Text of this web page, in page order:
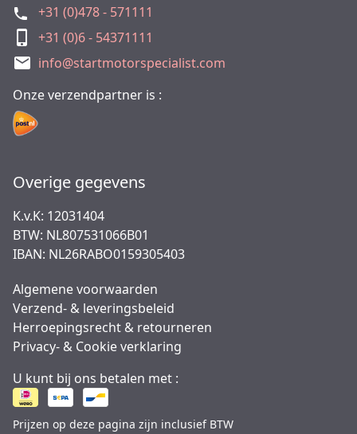
+31 (0)478 - 571111
+31 (0)6 - 54371111
info@startmotorspecialist.com
Onze verzendpartner is :
Overige gegevens
K.v.K: 12031404
BTW: NL807531066B01
IBAN: NL26RABO0159305403
Algemene voorwaarden
Verzend- & leveringsbeleid
Herroepingsrecht & retourneren
Privacy- & Cookie verklaring
U kunt bij ons betalen met :
Prijzen op deze pagina zijn inclusief BTW